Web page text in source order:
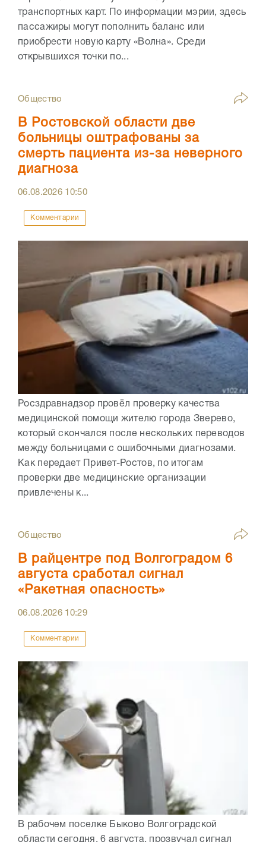
транспортных карт. По информации мэрии, здесь
пассажиры могут пополнить баланс или
приобрести новую карту «Волна». Среди
открывшихся точки по...
Общество
В Ростовской области две
больницы оштрафованы за
смерть пациента из-за неверного
диагноза
06.08.2026 10:50
Комментарии
Росздравнадзор провёл проверку качества
медицинской помощи жителю города Зверево,
который скончался после нескольких переводов
между больницами с ошибочными диагнозами.
Как передает Привет-Ростов, по итогам
проверки две медицинские организации
привлечены к...
Общество
В райцентре под Волгоградом 6
августа сработал сигнал
«Ракетная опасность»
06.08.2026 10:29
Комментарии
В рабочем поселке Быково Волгоградской
области сегодня, 6 августа, прозвучал сигнал